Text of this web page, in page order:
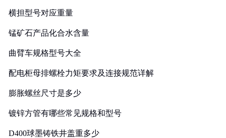
横担型号对应重量
锰矿石产品化合水含量
曲臂车规格型号大全
配电柜母排螺栓力矩要求及连接规范详解
膨胀螺丝尺寸是多少
镀锌方管有哪些常见规格和型号
D400球墨铸铁井盖重多少